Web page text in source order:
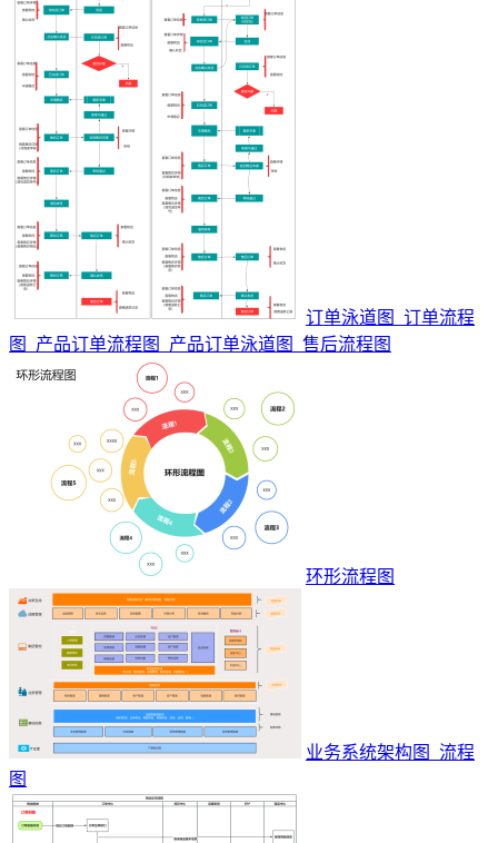
订单泳道图_订单流程
图_产品订单流程图_产品订单泳道图_售后流程图
环形流程图
业务系统架构图_流程
图